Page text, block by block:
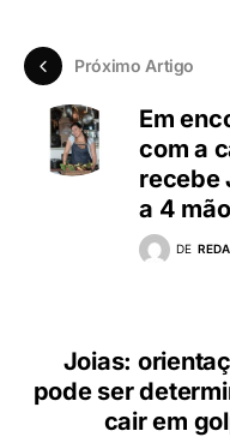
Próximo Artigo
Em
com a
recebe
a 4
DE
Joias:
pode ser
cair em